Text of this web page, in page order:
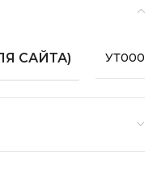
САЙТА)